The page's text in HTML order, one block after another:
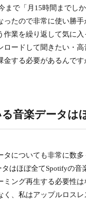
まで「月15時間までし
ったので非常に使い勝
作業を繰り返して気に
ロードして聞きたい・
金する必要があるんで
音楽データは
についても非常に数
タはほぼ全てSpotifyの
ミング再生する必要性
く、私はアップルロス